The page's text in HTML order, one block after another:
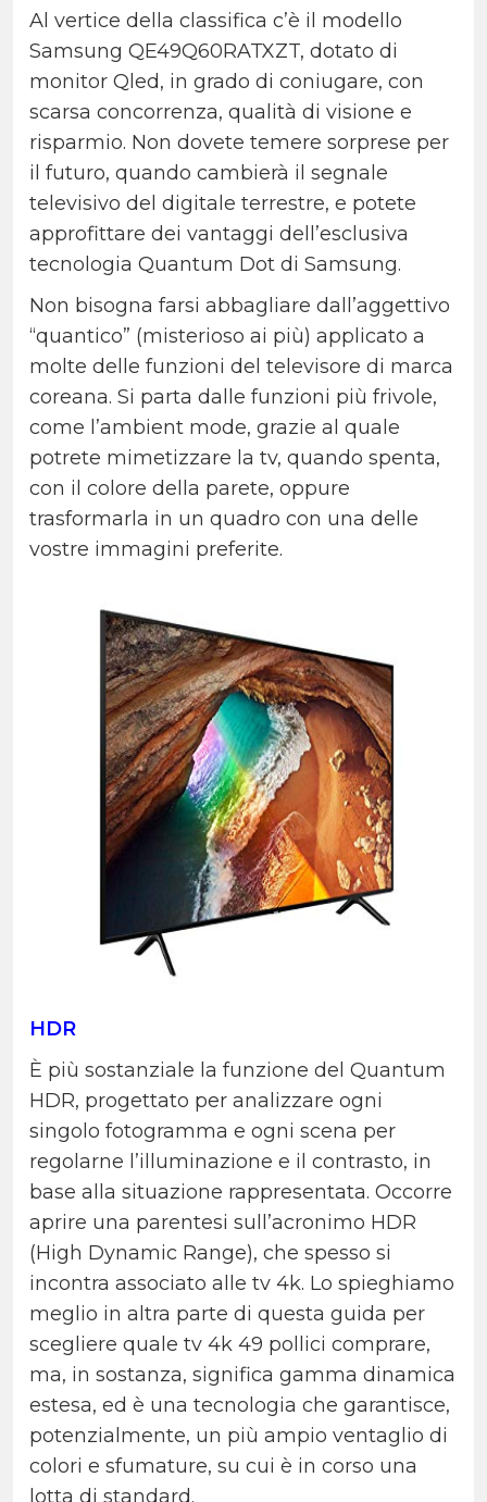
Al vertice della classifica c’è il modello
Samsung QE49Q60RATXZT, dotato di
monitor Qled, in grado di coniugare, con
scarsa concorrenza, qualità di visione e
risparmio. Non dovete temere sorprese per
il futuro, quando cambierà il segnale
televisivo del digitale terrestre, e potete
approfittare dei vantaggi dell’esclusiva
tecnologia Quantum Dot di Samsung.
Non bisogna farsi abbagliare dall’aggettivo
“quantico” (misterioso ai più) applicato a
molte delle funzioni del televisore di marca
coreana. Si parta dalle funzioni più frivole,
come l’ambient mode, grazie al quale
potrete mimetizzare la tv, quando spenta,
con il colore della parete, oppure
trasformarla in un quadro con una delle
vostre immagini preferite.
HDR
È più sostanziale la funzione del Quantum
HDR, progettato per analizzare ogni
singolo fotogramma e ogni scena per
regolarne l’illuminazione e il contrasto, in
base alla situazione rappresentata. Occorre
aprire una parentesi sull’acronimo HDR
(High Dynamic Range), che spesso si
incontra associato alle tv 4k. Lo spieghiamo
meglio in altra parte di questa guida per
scegliere quale tv 4k 49 pollici comprare,
ma, in sostanza, significa gamma dinamica
estesa, ed è una tecnologia che garantisce,
potenzialmente, un più ampio ventaglio di
colori e sfumature, su cui è in corso una
lotta di standard.